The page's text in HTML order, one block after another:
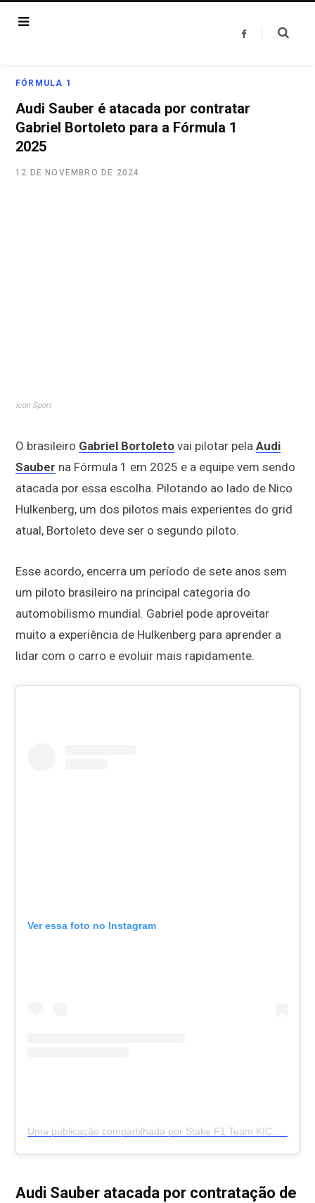
F
FÓRMULA 1
Audi Sauber é atacada por contratar
Gabriel Bortoleto para a Fórmula 1
2025
12 DE NOVEMBRO DE 2024
Icon Sport
O brasileiro Gabriel Bortoleto vai pilotar pela Audi
Sauber na Fórmula 1 em 2025 e a equipe vem sendo
atacada por essa escolha. Pilotando ao lado de Nico
Hulkenberg, um dos pilotos mais experientes do grid
atual, Bortoleto deve ser o segundo piloto.
Esse acordo, encerra um período de sete anos sem
um piloto brasileiro na principal categoria do
automobilismo mundial. Gabriel pode aproveitar
muito a experiência de Hulkenberg para aprender a
lidar com o carro e evoluir mais rapidamente.
Ver essa foto no Instagram
Audi Sauber atacada por contratação de